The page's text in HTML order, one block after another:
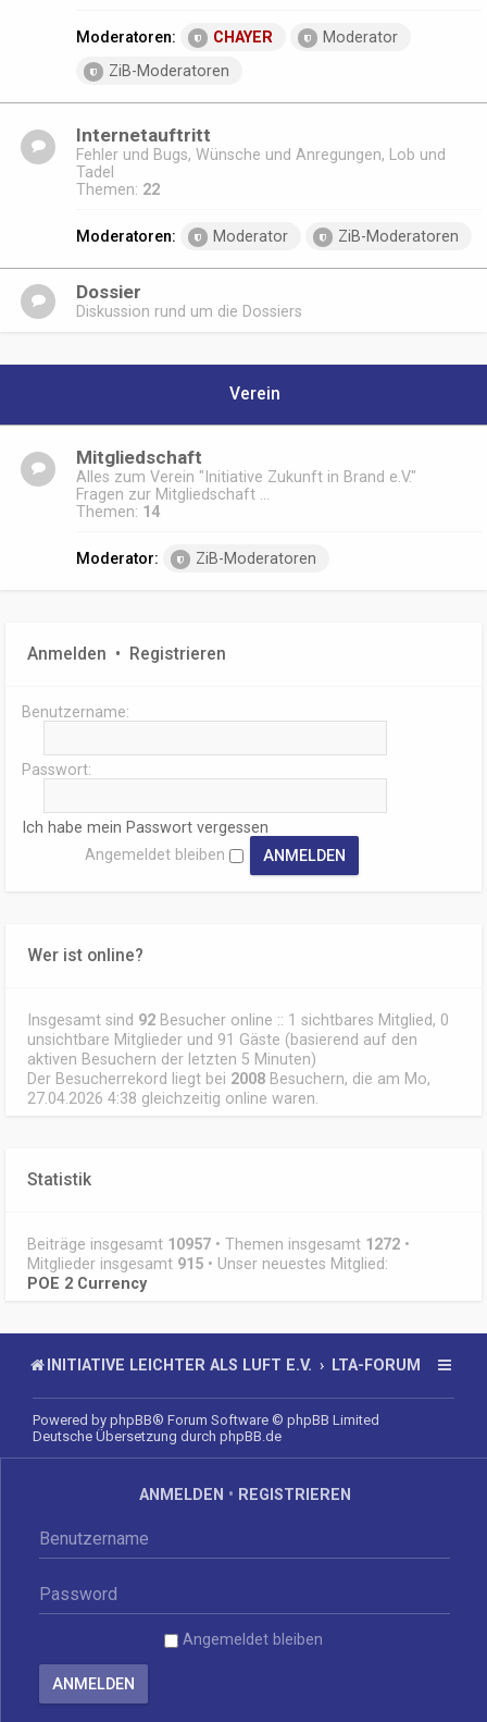
Moderatoren: CHAYER
Moderator
ZiB-Moderatoren
Internetauftritt
Fehler und Bugs, Wünsche und Anregungen, Lob und
Tadel
Themen: 22
Moderatoren: Moderator ZiB-Moderatoren
Dossier
Diskussion rund um die Dossiers
Verein
Mitgliedschaft
Alles zum Verein "Initiative Zukunft in Brand e.V."
Fragen zur Mitgliedschaft ...
Themen: 14
Moderator: ZiB-Moderatoren
Anmelden • Registrieren
Benutzername:
Passwort:
Ich habe mein Passwort vergessen
Angemeldet bleiben
Wer ist online?
Insgesamt sind 92 Besucher online :: 1 sichtbares Mitglied, 0
unsichtbare Mitglieder und 91 Gäste (basierend auf den
aktiven Besuchern der letzten 5 Minuten)
Der Besucherrekord liegt bei 2008 Besuchern, die am Mo,
27.04.2026 4:38 gleichzeitig online waren.
Statistik
Beiträge insgesamt 10957 • Themen insgesamt 1272 •
Mitglieder insgesamt 915 • Unser neuestes Mitglied:
POE 2 Currency
INITIATIVE LEICHTER ALS LUFT E.V. LTA-FORUM
Powered by phpBB® Forum Software © phpBB Limited
Deutsche Übersetzung durch phpBB.de
ANMELDEN • REGISTRIEREN
Angemeldet bleiben